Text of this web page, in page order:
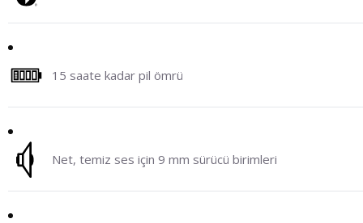
15 saate kadar pil ömrü
Net, temiz ses için 9 mm sürücü birimleri